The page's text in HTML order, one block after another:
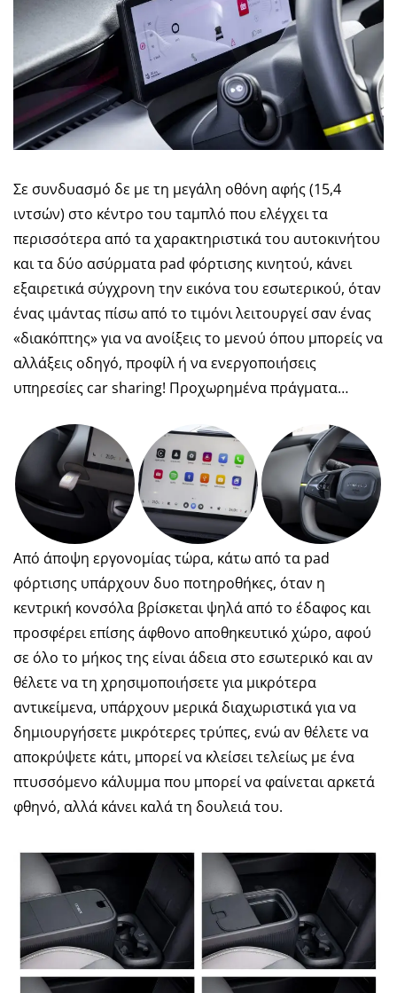
Σε συνδυασμό δε με τη μεγάλη οθόνη αφής (15,4
ιντσών) στο κέντρο του ταμπλό που ελέγχει τα
περισσότερα από τα χαρακτηριστικά του αυτοκινήτου
και τα δύο ασύρματα pad φόρτισης κινητού, κάνει
εξαιρετικά σύγχρονη την εικόνα του εσωτερικού, όταν
ένας ιμάντας πίσω από το τιμόνι λειτουργεί σαν ένας
«διακόπτης» για να ανοίξεις το μενού όπου μπορείς να
αλλάξεις οδηγό, προφίλ ή να ενεργοποιήσεις
υπηρεσίες car sharing! Προχωρημένα πράγματα…
Από άποψη εργονομίας τώρα, κάτω από τα pad
φόρτισης υπάρχουν δυο ποτηροθήκες, όταν η
κεντρική κονσόλα βρίσκεται ψηλά από το έδαφος και
προσφέρει επίσης άφθονο αποθηκευτικό χώρο, αφού
σε όλο το μήκος της είναι άδεια στο εσωτερικό και αν
θέλετε να τη χρησιμοποιήσετε για μικρότερα
αντικείμενα, υπάρχουν μερικά διαχωριστικά για να
δημιουργήσετε μικρότερες τρύπες, ενώ αν θέλετε να
αποκρύψετε κάτι, μπορεί να κλείσει τελείως με ένα
πτυσσόμενο κάλυμμα που μπορεί να φαίνεται αρκετά
φθηνό, αλλά κάνει καλά τη δουλειά του.